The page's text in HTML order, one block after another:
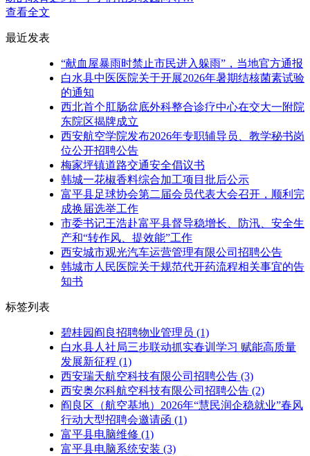
查看全文
最近发表
“献血屋暴雨时禁止市民进入躲雨”，当地官方通报
白水县中医医院关于开展2026年暑期结核菌素试验
的通知
西北首个肛肠盆底外科整合诊疗中心在交大一附院
东院区揭牌成立
西安航空学院发布2026年专职辅导员、教学秘书岗
位公开招聘公告
梅家坪镇道路交通安全倡议书
韩城一花椒香料综合加工项目批后公示
富平县足球协会第二届会员代表大会召开，顺利完
成换届选举工作
市委书记王浩赴富平县督导稳增长、防汛、安全生
产和“转作风、提效能”工作
西安城市观光汽车运营管理有限公司招聘公告
韩城市人民医院关于规范代开药流程相关事宜的告
知书
标签列表
碧桂园阎良招聘物业管理员 (1)
白水县人社局三步联动抓实春训学习 赋能高质量
发展新征程 (1)
西安瑞天航空科技有限公司招聘公告 (3)
西安奥尔科航空科技有限公司招聘公告 (2)
阎良区（航空基地）2026年“慧民润企稳就业”春风
行动大型招聘会邀请函 (1)
富平县电脑维修 (1)
富平县电脑系统安装 (3)